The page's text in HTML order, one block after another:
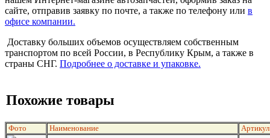
сайте, отправив заявку по почте, а также по телефону или в
офисе компании.
Доставку больших объемов осуществляем собственным
транспортом по всей России, в Республику Крым, а также в
страны СНГ. Подробнее о доставке и упаковке.
Похожие товары
Фото Наименование Артикул